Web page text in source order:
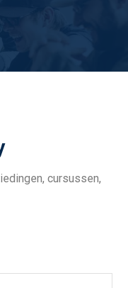
cursussen,